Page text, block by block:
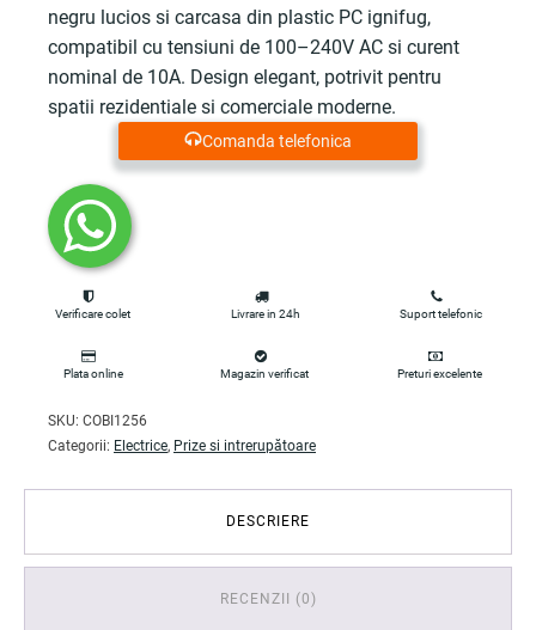
a
fost:
45.00 lei.
este:
36.00 lei.
negru lucios si carcasa din plastic PC ignifug,
compatibil cu tensiuni de 100–240V AC si curent
nominal de 10A. Design elegant, potrivit pentru
spatii rezidentiale si comerciale moderne.
Comanda telefonica
Verificare colet Livrare in 24h Suport telefonic
Plata online Magazin verificat Preturi excelente
SKU: COBI1256
Categorii: Electrice, Prize si intrerupătoare
DESCRIERE
RECENZII (0)